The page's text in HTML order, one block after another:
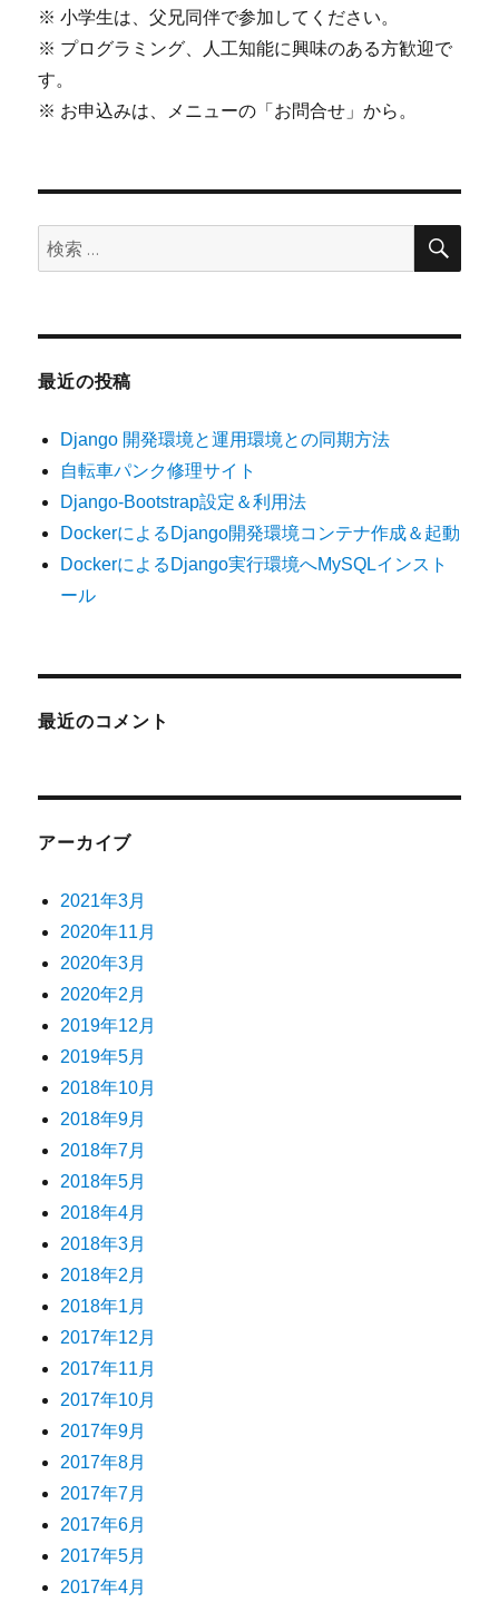
※ 小学生は、父兄同伴で参加してください。
※ プログラミング、人工知能に興味のある方歓迎で
す。
※ お申込みは、メニューの「お問合せ」から。
検
索:
検
最近の投稿
Django 開発環境と運用環境との同期方法
自転車パンク修理サイト
Django-Bootstrap設定＆利用法
DockerによるDjango開発環境コンテナ作成＆起動
DockerによるDjango実行環境へMySQLインスト
ール
最近のコメント
アーカイブ
2021年3月
2020年11月
2020年3月
2020年2月
2019年12月
2019年5月
2018年10月
2018年9月
2018年7月
2018年5月
2018年4月
2018年3月
2018年2月
2018年1月
2017年12月
2017年11月
2017年10月
2017年9月
2017年8月
2017年7月
2017年6月
2017年5月
2017年4月